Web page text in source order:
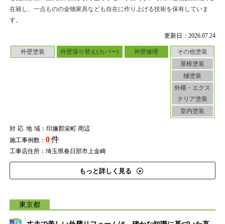
更新日：2026.07.24
外壁塗装 外壁張り替え(カバー) 外壁修理
その他塗装
屋根塗装
樋塗装
外構・エクス
テリア塗装
室内塗装
対応地域：印旛郡栄町 周辺
施工事例数： 0件
工事店住所：埼玉県春日部市上金崎
もっと詳しく見る
在籍し、一点ものの金物家具なども自在に作り上げる技術を保有していま
す。
東京都